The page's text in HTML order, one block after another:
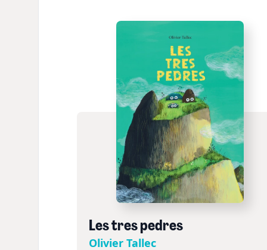
Les tres pedres
Olivier Tallec